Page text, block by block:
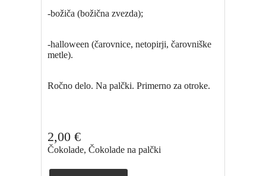
-božiča (božična zvezda);
-halloween (čarovnice, netopirji, čarovniške
metle).
Ročno delo. Na palčki. Primerno za otroke.
2,00€
Čokolade,Čokolade na palčki